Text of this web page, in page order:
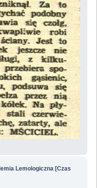
Lemologiczna [Czas